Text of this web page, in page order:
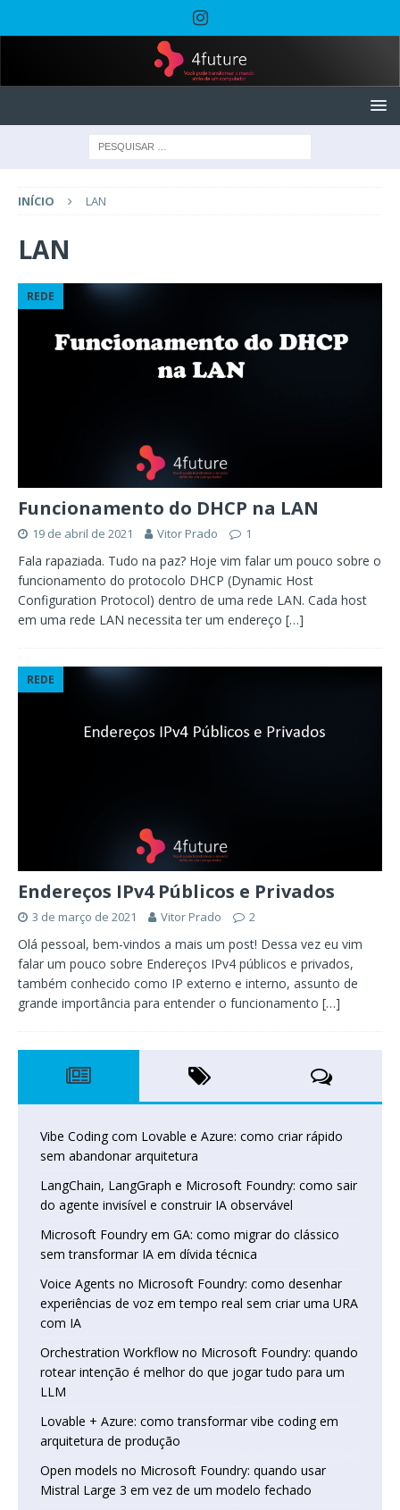
INÍCIO LAN
LAN
REDE
Funcionamento do DHCP na LAN
19 de abril de 2021 Vitor Prado 1
Fala rapaziada. Tudo na paz? Hoje vim falar um pouco sobre o
funcionamento do protocolo DHCP (Dynamic Host
Configuration Protocol) dentro de uma rede LAN. Cada host
em uma rede LAN necessita ter um endereço […]
REDE
Endereços IPv4 Públicos e Privados
3 de março de 2021 Vitor Prado 2
Olá pessoal, bem-vindos a mais um post! Dessa vez eu vim
falar um pouco sobre Endereços IPv4 públicos e privados,
também conhecido como IP externo e interno, assunto de
grande importância para entender o funcionamento […]
Vibe Coding com Lovable e Azure: como criar rápido
sem abandonar arquitetura
LangChain, LangGraph e Microsoft Foundry: como sair
do agente invisível e construir IA observável
Microsoft Foundry em GA: como migrar do clássico
sem transformar IA em dívida técnica
Voice Agents no Microsoft Foundry: como desenhar
experiências de voz em tempo real sem criar uma URA
com IA
Orchestration Workflow no Microsoft Foundry: quando
rotear intenção é melhor do que jogar tudo para um
LLM
Lovable + Azure: como transformar vibe coding em
arquitetura de produção
Open models no Microsoft Foundry: quando usar
Mistral Large 3 em vez de um modelo fechado